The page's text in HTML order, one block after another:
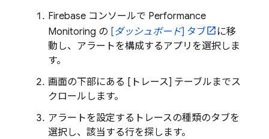
Firebase コンソールで Performance
Monitoring の [ダッシュボード] タブ
に移
動し、アラートを構成するアプリを選択しま
す。
画面の下部にある [トレース] テーブルまでス
クロールします。
アラートを設定するトレースの種類のタブを
選択し、該当する行を探します。